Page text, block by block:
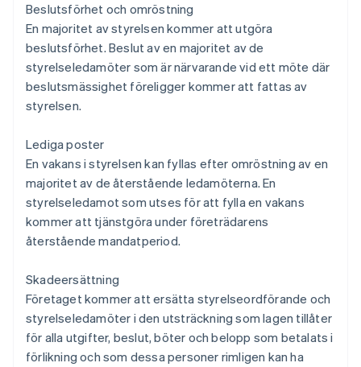
Beslutsförhet och omröstning
En majoritet av styrelsen kommer att utgöra
beslutsförhet. Beslut av en majoritet av de
styrelseledamöter som är närvarande vid ett möte där
beslutsmässighet föreligger kommer att fattas av
styrelsen.
Lediga poster
En vakans i styrelsen kan fyllas efter omröstning av en
majoritet av de återstående ledamöterna. En
styrelseledamot som utses för att fylla en vakans
kommer att tjänstgöra under företrädarens
återstående mandatperiod.
Skadeersättning
Företaget kommer att ersätta styrelseordförande och
styrelseledamöter i den utsträckning som lagen tillåter
för alla utgifter, beslut, böter och belopp som betalats i
förlikning och som dessa personer rimligen kan ha